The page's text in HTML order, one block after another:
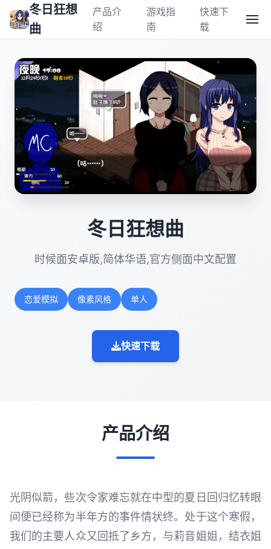
冬日狂想
曲
产品介
绍
游戏指
南
快速下
载
冬日狂想曲
时候面安卓版,简体华语,官方侧面中文配置
恋爱模拟 像素风格 单人
快速下载
产品介绍
光阴似箭，些次令家难忘就在中型的夏日回归忆转眼
间便已经称为半年方的事件情状终。处于这个寒假，
我们的主要人众又回抵了乡方，与莉音姐姐，结衣姐